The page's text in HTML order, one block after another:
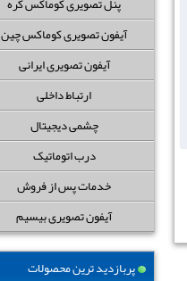
آیفون تصویری کوماکس چین
آیفون تصویری ایرانی
ارتباط داخلی
چشمی دیجیتال
درب اتوماتیک
خدمات پس از فروش
آیفون تصویری بیسیم
پربازدید ترین محصولات